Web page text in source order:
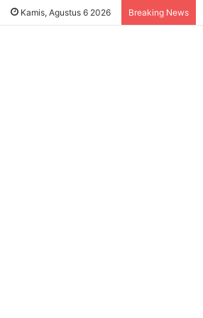
Kamis, Agustus 6 2026 Breaking News